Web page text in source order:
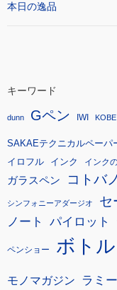
本日の逸品
キーワード
dunn Gペン IWI
SAKAEテクニカルペーパ
イロフル インク インク
ガラスペン コトバ
シンフォニーアダージオ セ
ノート パイロット
ペンショー ボト
モノマガジン ラミー